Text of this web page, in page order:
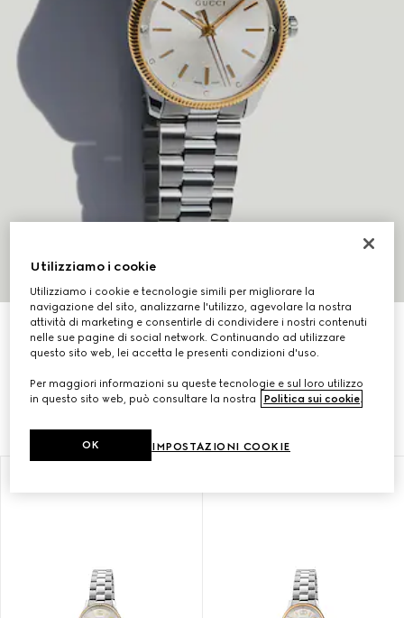
Con un design contemporaneo, la collezione G-
Timeless è definita dai iconici emblematici della
Maison.
Utilizziamo i cookie
Utilizziamo i cookie e tecnologie simili per migliorare la
navigazione del sito, analizzarne l'utilizzo, agevolare la nostra
attività di marketing e consentirle di condividere i nostri contenuti
nelle sue pagine di social network. Continuando ad utilizzare
questo sito web, lei accetta le presenti condizioni d'uso.
Per maggiori informazioni su queste tecnologie e sul loro utilizzo
in questo sito web, può consultare la nostra
Politica sui cookie.
IMPOSTAZIONI COOKIE
OK